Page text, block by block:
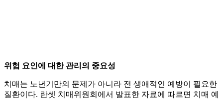
위험 요인에 대한 관리의 중요성
치매는 노년기만의 문제가 아니라 전 생애적인 예방이 필요한
질환이다. 란셋 치매위원회에서 발표한 자료에 따르면 치매 예